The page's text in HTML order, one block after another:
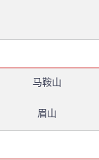
马鞍山
眉山